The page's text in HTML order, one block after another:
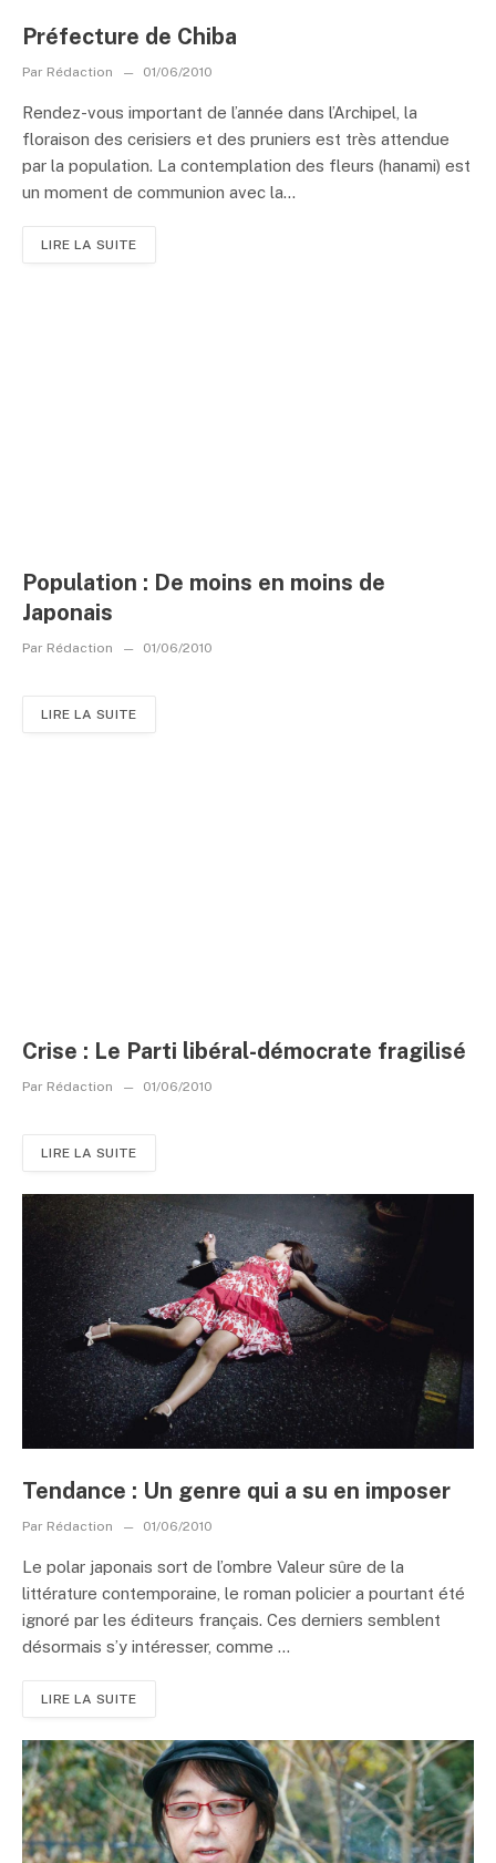
Préfecture de Chiba
Par Rédaction 01/06/2010
Rendez-vous important de l’année dans l’Archipel, la
floraison des cerisiers et des pruniers est très attendue
par la population. La contemplation des fleurs (hanami) est
un moment de communion avec la...
LIRE LA SUITE
Population : De moins en moins de
Japonais
Par Rédaction 01/06/2010
LIRE LA SUITE
Crise : Le Parti libéral-démocrate fragilisé
Par Rédaction 01/06/2010
LIRE LA SUITE
Tendance : Un genre qui a su en imposer
Par Rédaction 01/06/2010
Le polar japonais sort de l’ombre Valeur sûre de la
littérature contemporaine, le roman policier a pourtant été
ignoré par les éditeurs français. Ces derniers semblent
désormais s’y intéresser, comme ...
LIRE LA SUITE